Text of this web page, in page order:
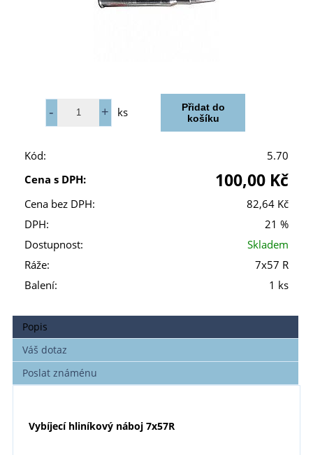
ks
Kód:
5.70
Cena s DPH:
100,00 Kč
Cena bez DPH:
82,64 Kč
DPH:
21 %
Dostupnost:
Skladem
Ráže:
7x57 R
Balení:
1 ks
Popis
Váš dotaz
Poslat známénu
Vybíjecí hliníkový náboj 7x57R